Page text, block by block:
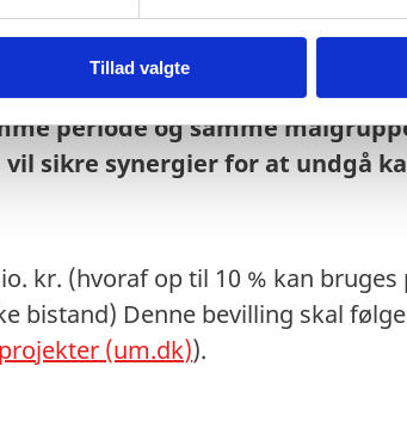
Tillad valgte
ift. DR og UM – gerne
og børn som målgruppe
kommunikations-
periode og samme
sikre synergier for at undgå
kr. (hvoraf op til 10 % kan
bistand) Denne bevilling skal
(um.dk)).